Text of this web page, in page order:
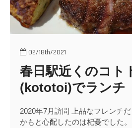
02/18th/2021
春日駅近くのコト
(kototoi)でランチ
2020年7月訪問 上品なフレンチ
かもと心配したのは杞憂でした